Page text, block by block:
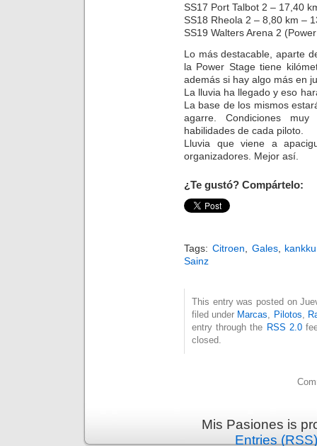
SS17 Port Talbot 2 – 17,40
SS18 Rheola 2 – 8,80 km –
SS19 Walters Arena 2
Lo más destacable, aparte
la Power Stage tiene
además si hay algo más en
La lluvia ha llegado y eso
La base de los mismos
agarre. Condiciones
habilidades de cada piloto.
Lluvia que viene a
organizadores. Mejor así.
¿Te gustó? Compártelo:
Tags: Citroen Gales,
Sainz
This entry was posted on
filed under Marcas Pilotos
entry through the RSS 2.0
closed.
Mis Pasiones is
Entries (RSS)